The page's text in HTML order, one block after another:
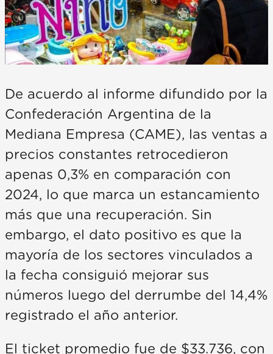
De acuerdo al informe difundido por la
Confederación Argentina de la
Mediana Empresa (CAME), las ventas a
precios constantes retrocedieron
apenas 0,3% en comparación con
2024, lo que marca un estancamiento
más que una recuperación. Sin
embargo, el dato positivo es que la
mayoría de los sectores vinculados a
la fecha consiguió mejorar sus
números luego del derrumbe del 14,4%
registrado el año anterior.
El ticket promedio fue de $33.736, con